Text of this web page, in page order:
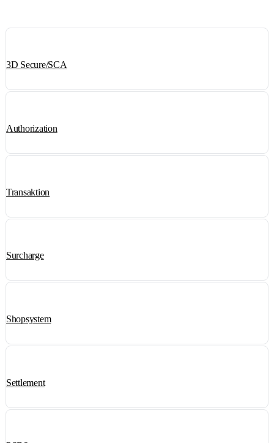
3D Secure/SCA
Authorization
Transaktion
Surcharge
Shopsystem
Settlement